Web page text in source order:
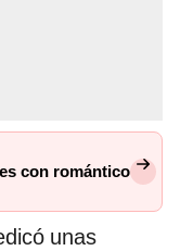
con romántico
unas